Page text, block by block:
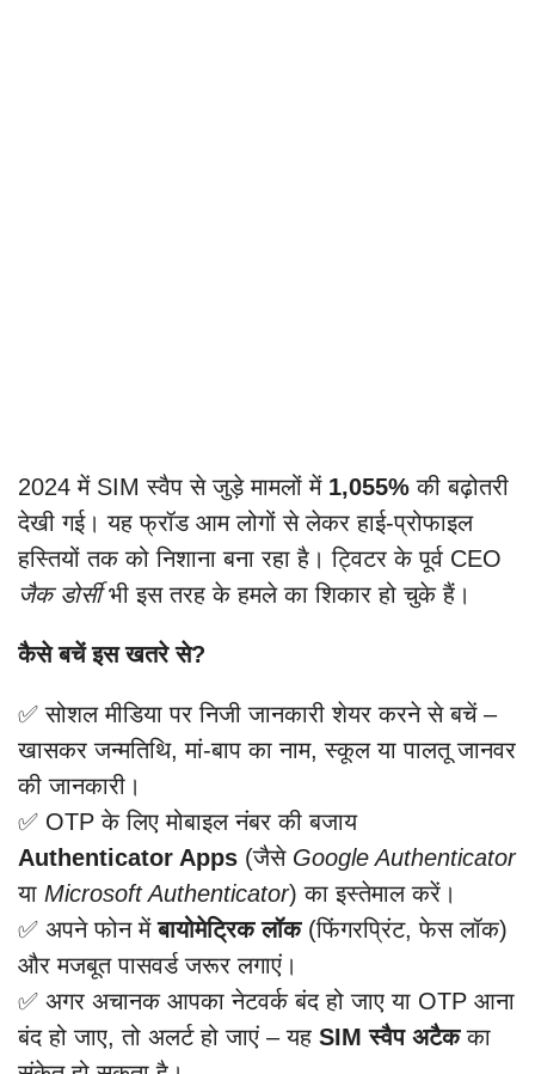
2024 में SIM स्वैप से जुड़े मामलों में 1,055% की बढ़ोतरी
देखी गई। यह फ्रॉड आम लोगों से लेकर हाई-प्रोफाइल
हस्तियों तक को निशाना बना रहा है। ट्विटर के पूर्व CEO
जैक डोर्सीभी इस तरह के हमले का शिकार हो चुके हैं।
कैसे बचें इस खतरे से?
✅ सोशल मीडिया पर निजी जानकारी शेयर करने से बचें –
खासकर जन्मतिथि, मां-बाप का नाम, स्कूल या पालतू जानवर
की जानकारी।
✅ OTP के लिए मोबाइल नंबर की बजाय
Authenticator Apps (जैसे Google Authenticator
या Microsoft Authenticator) का इस्तेमाल करें।
✅ अपने फोन मेंबायोमेट्रिक लॉक(फिंगरप्रिंट, फेस लॉक)
और मजबूत पासवर्ड जरूर लगाएं।
✅ अगर अचानक आपका नेटवर्क बंद हो जाए या OTP आना
बंद हो जाए, तो अलर्ट हो जाएं – यह SIM स्वैप अटैकका